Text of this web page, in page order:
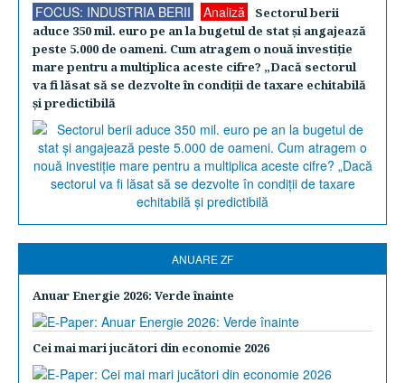
FOCUS: INDUSTRIA BERII Analiză
Sectorul berii
aduce 350 mil. euro pe an la bugetul de stat şi angajează
peste 5.000 de oameni. Cum atragem o nouă investiţie
mare pentru a multiplica aceste cifre? „Dacă sectorul
va fi lăsat să se dezvolte în condiţii de taxare echitabilă
şi predictibilă
ANUARE ZF
Anuar Energie 2026: Verde înainte
Cei mai mari jucători din economie 2026